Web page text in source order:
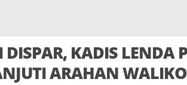
KADIS LENDA
ARAHAN